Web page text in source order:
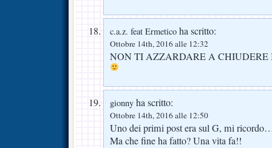
c.a.z. feat Ermetico ha scritto:
Ottobre 14th, 2016 alle 12:32
NON TI AZZARDARE A CHIUDERE
gionny ha scritto:
Ottobre 14th, 2016 alle 12:50
Uno dei primi post era sul G, mi
Ma che fine ha fatto? Una vita fa!!